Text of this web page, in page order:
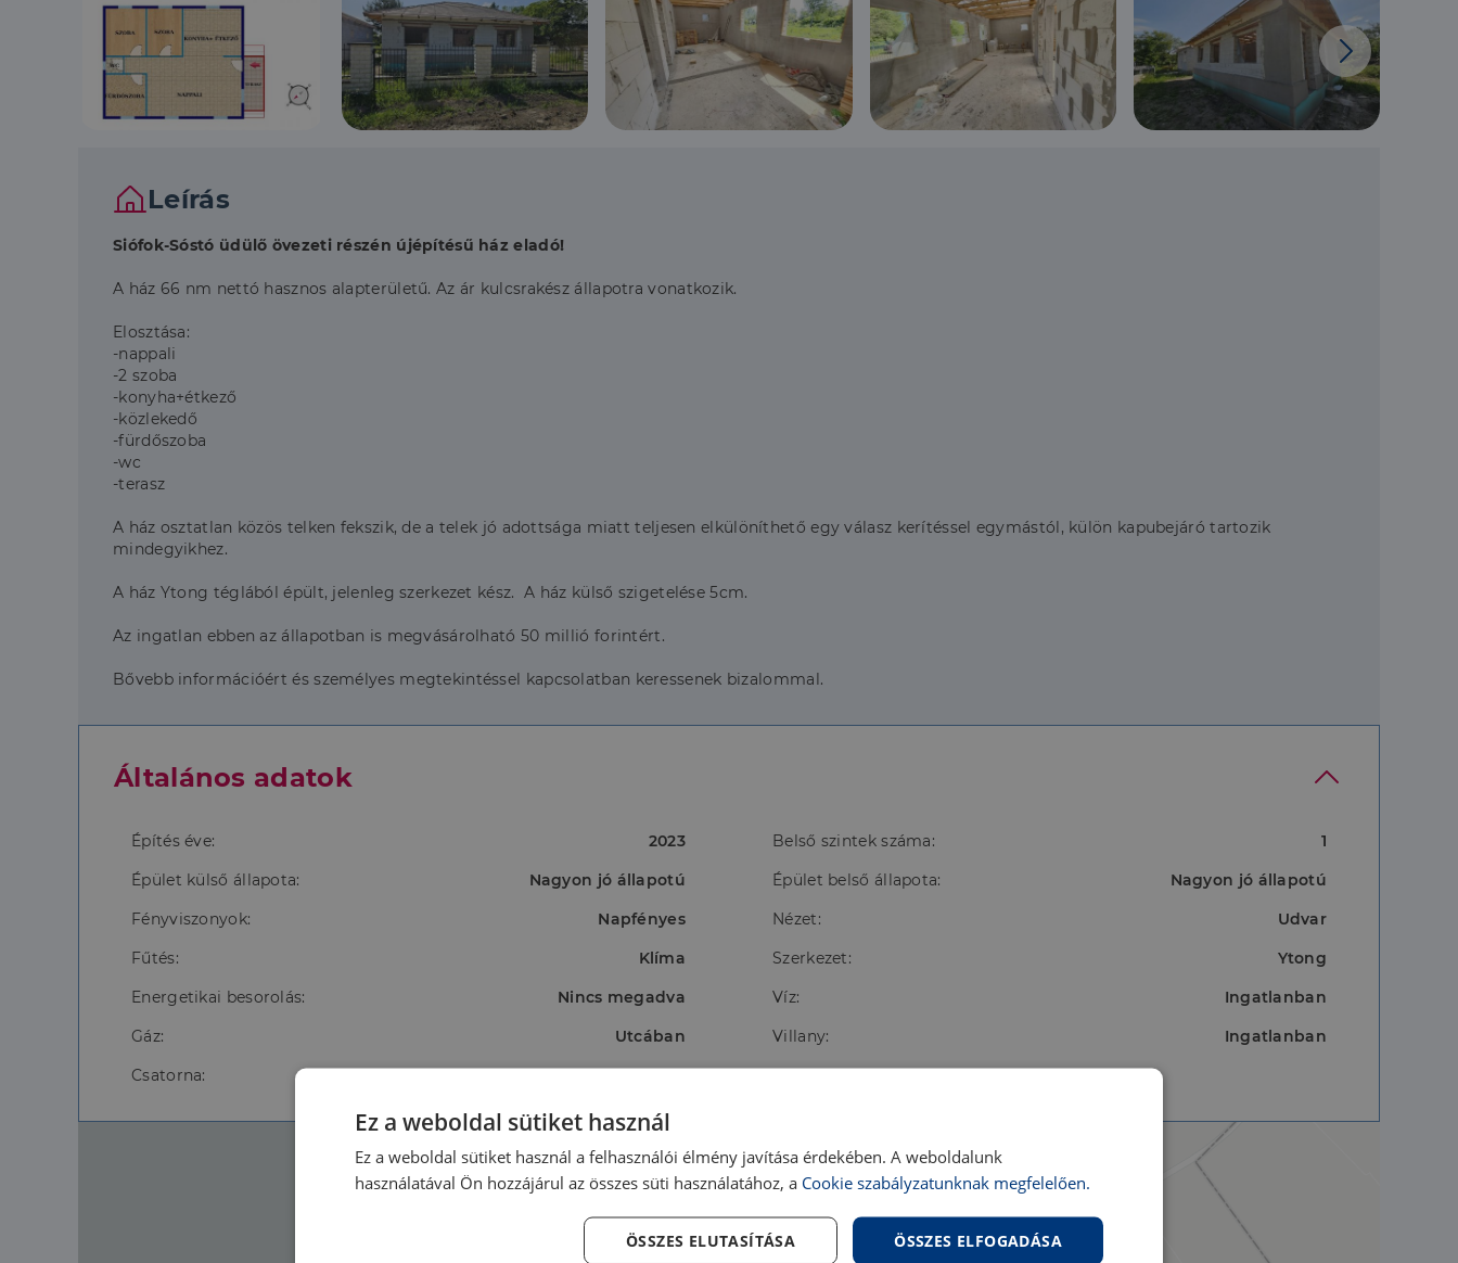
Leírás
Siófok-Sóstó üdülő övezeti részén újépítésű ház eladó!
A ház 66 nm nettó hasznos alapterületű. Az ár kulcsrakész állapotra vonatkozik.
Elosztása:
-nappali
-2 szoba
-konyha+étkező
-közlekedő
-fürdőszoba
-wc
-terasz
A ház osztatlan közös telken fekszik, de a telek jó adottsága miatt teljesen elkülöníthető egy válasz kerítéssel egymástól, külön kapubejáró tartozik
mindegyikhez.
A ház Ytong téglából épült, jelenleg szerkezet kész. A ház külső szigetelése 5cm.
Az ingatlan ebben az állapotban is megvásárolható 50 millió forintért.
Bővebb információért és személyes megtekintéssel kapcsolatban keressenek bizalommal.
Általános adatok
Építés éve: 2023 Belső szintek száma:
1
Épület külső állapota:
Nagyon jó állapotú Épület belső állapota:
Nagyon jó állapotú
Fényviszonyok:
Napfényes Nézet:
Udvar
Fűtés:
Klíma Szerkezet:
Ytong
Energetikai besorolás:
Nincs megadva Víz:
Ingatlanban
Gáz:
Utcában Villany:
Ingatlanban
Csatorna:
Ingatlanban
Ez a weboldal sütiket használ
Ez a weboldal sütiket használ a felhasználói élmény javítása érdekében. A weboldalunk
használatával Ön hozzájárul az összes süti használatához, a Cookie szabályzatunknak megfelelően.
ÖSSZES ELFOGADÁSA
ÖSSZES ELUTASÍTÁSA